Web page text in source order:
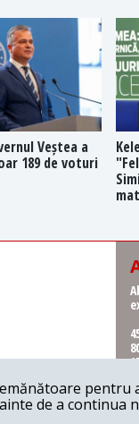
Veștea a
189 de voturi
de a continua